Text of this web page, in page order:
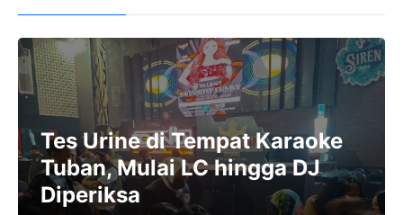
Tes Urine di Tempat Karaoke
Tuban, Mulai LC hingga DJ
Diperiksa